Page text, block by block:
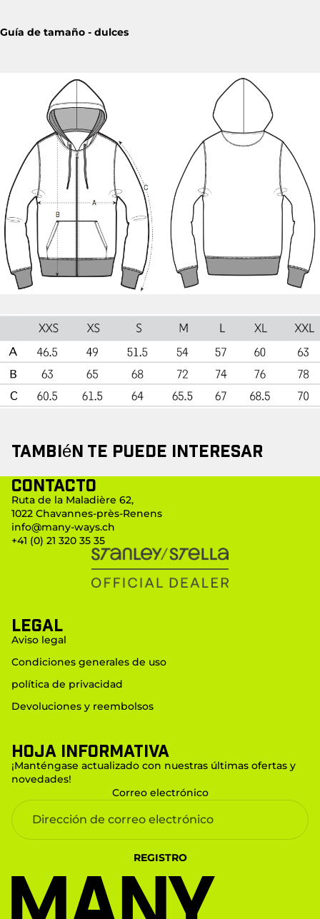
Guía de tamaño - dulces
También te puede interesar
Contacto
Ruta de la Maladière 62,
1022 Chavannes-près-Renens
info@many-ways.ch
+41 (0) 21 320 35 35
LEGAL
Aviso legal
Condiciones generales de uso
política de privacidad
Devoluciones y reembolsos
Hoja informativa
¡Manténgase actualizado con nuestras últimas ofertas y
novedades!
Correo electrónico
REGISTRO